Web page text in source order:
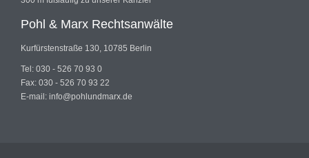
Pohl & Marx Rechtsanwälte
Kurfürstenstraße 130, 10785 Berlin
Tel: 030 - 526 70 93 0
Fax: 030 - 526 70 93 22
E-mail: info@pohlundmarx.de